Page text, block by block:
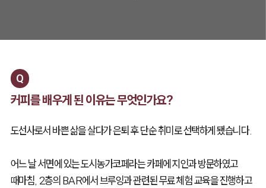
Q
커피를 배우게 된 이유는 무엇인가요?
도선사로서 바쁜 삶을 살다가 은퇴 후 단순 취미로 선택하게 됐습니다.
어느 날 서면에 있는 도시농가코페라는 카페에 지인과 방문하였고
때마침, 2층의 BAR에서 브루잉과 관련된 무료 체험 교육을 진행하고